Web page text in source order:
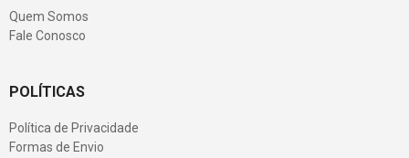
Quem Somos
Fale Conosco
POLÍTICAS
Política de Privacidade
Formas de Envio